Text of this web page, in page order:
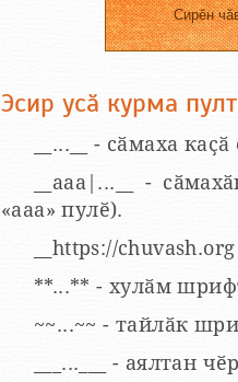
Сирӗн
Эсир усӑ курма
__...__ - сӑмаха
__aaa|...__ -
«ааа» пулӗ).
__https://
**...** - хулӑм
~~...~~ - тайлӑк
___...___ - аялтан